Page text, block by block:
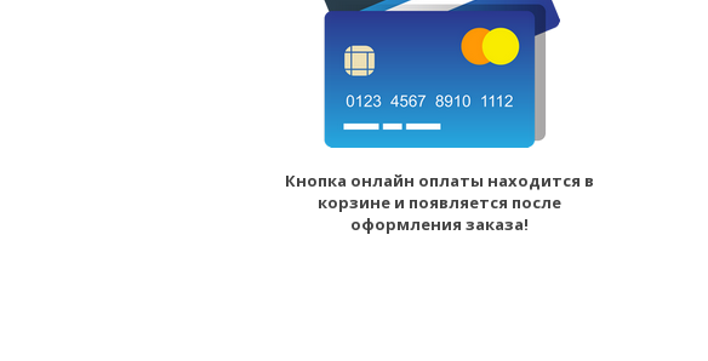
Кнопка онлайн оплаты находится в
корзине и появляется после
оформления заказа!